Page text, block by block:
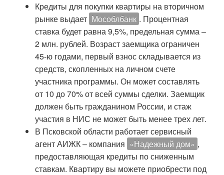
Кредиты для покупки квартиры на вторичном
рынке выдает Мособлбанк . Процентная
ставка будет равна 9,5%, предельная сумма –
2 млн. рублей. Возраст заемщика ограничен
45-ю годами, первый взнос складывается из
средств, скопленных на личном счете
участника программы. Он может составлять
от 10 до 70% от всей суммы сделки. Заемщик
должен быть гражданином России, и стаж
участия в НИС не может быть менее трех лет.
В Псковской области работает сервисный
агент АИЖК – компания «Надежный дом» ,
предоставляющая кредиты по сниженным
ставкам. Квартиру вы можете приобрести под